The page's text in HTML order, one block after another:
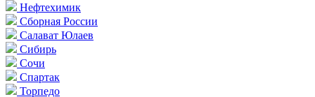
Нефтехимик
Сборная России
Салават Юлаев
Сибирь
Сочи
Спартак
Торпедо